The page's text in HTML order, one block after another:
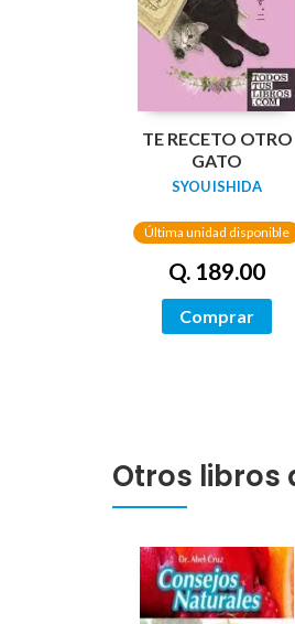
TE RECETO OTRO
GATO
SYOU ISHIDA
Última unidad disponible
Q. 189.00
Comprar
Otros libros